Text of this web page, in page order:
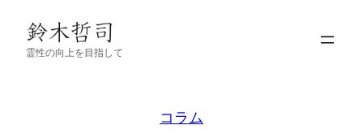
霊性の向上を目指して
コラム